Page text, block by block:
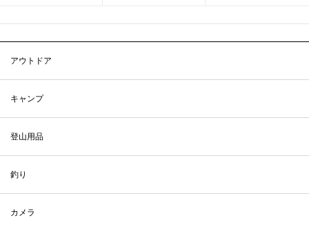
アウトドア
キャンプ
登山用品
釣り
カメラ